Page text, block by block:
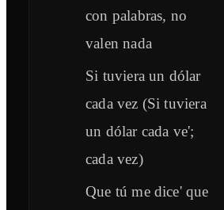
con palabras, no
valen nada
Si tuviera un dólar
cada vez (Si tuviera
un dólar cada ve';
cada vez)
Que tú me dice' que